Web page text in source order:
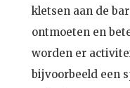
kletsen aan de
ontmoeten en
worden er
bijvoorbeeld een